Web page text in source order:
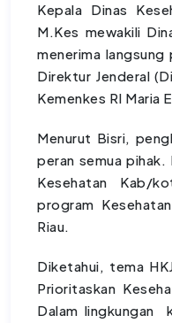
Kepala Dinas
M.Kes mewakili
menerima
Direktur Jenderal
Kemenkes RI Maria
Menurut Bisri,
peran semua pihak.
Kesehatan Kab/
program
Riau.
Diketahui, tema
Prioritaskan
Dalam lingkungan